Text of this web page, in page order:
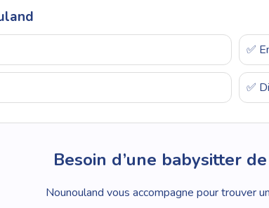
✅
✅
Besoin d’une babysitter
Nounouland vous accompagne pour trouver